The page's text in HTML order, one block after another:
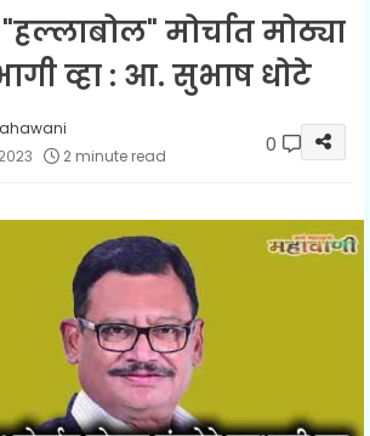
मोर्चात मोठ्या
व्हा : आ. सुभाष धोटे
2 minute read 0